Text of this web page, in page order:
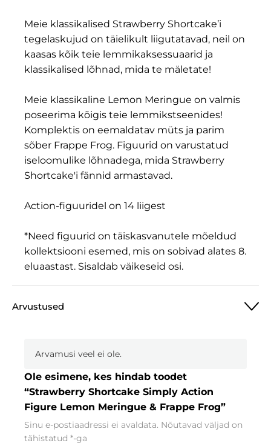
Meie klassikalised Strawberry Shortcake’i
tegelaskujud on täielikult liigutatavad, neil on
kaasas kõik teie lemmikaksessuaarid ja
klassikalised lõhnad, mida te mäletate!
Meie klassikaline Lemon Meringue on valmis
poseerima kõigis teie lemmikstseenides!
Komplektis on eemaldatav müts ja parim
sõber Frappe Frog. Figuurid on varustatud
iseloomulike lõhnadega, mida Strawberry
Shortcake'i fännid armastavad.
Action-figuuridel on 14 liigest
*Need figuurid on täiskasvanutele mõeldud
kollektsiooni esemed, mis on sobivad alates 8.
eluaastast. Sisaldab väikeseid osi.
Arvustused
Arvamusi veel ei ole.
Ole esimene, kes hindab toodet
“Strawberry Shortcake Simply Action
Figure Lemon Meringue & Frappe Frog”
Sinu e-postiaadressi ei avaldata. Nõutavad väljad on
tähistatud *-ga